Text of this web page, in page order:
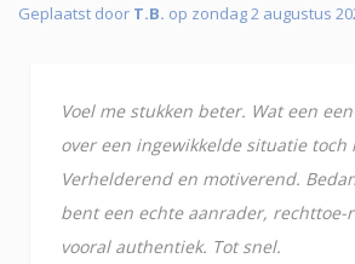
Geplaatst door T.B. op zondag 2 augustus
Voel me stukken beter. Wat een
over een ingewikkelde situatie toch
Verhelderend en motiverend.
bent een echte aanrader, rechttoe-
vooral authentiek. Tot snel.